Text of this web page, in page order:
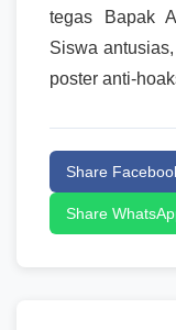
tegas Bapak
Siswa
poster anti-
Share
Share